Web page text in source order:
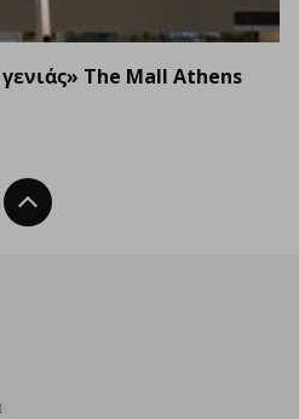
The Mall Athens
Back To Top